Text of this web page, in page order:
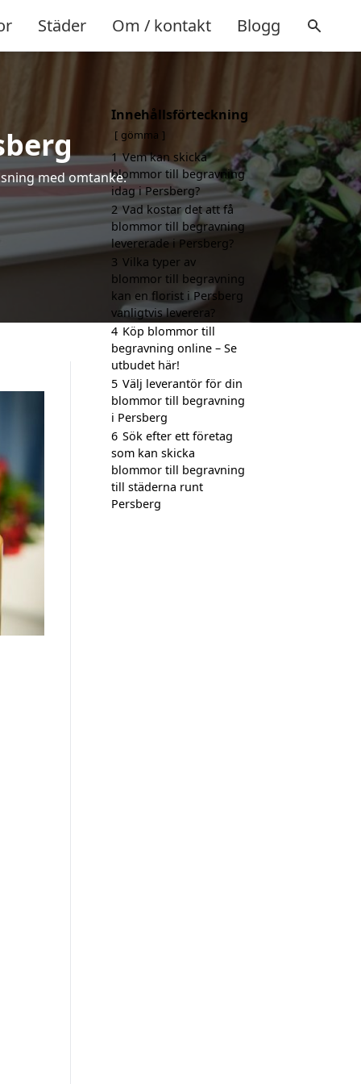
Städer Om / kontakt Blogg
med omtanke.
Innehållsförteckning
gömma
1 Vem kan skicka
blommor till begravning
idag i Persberg?
2 Vad kostar det att få
blommor till begravning
levererade i Persberg?
3 Vilka typer av
blommor till begravning
kan en florist i Persberg
vanligtvis leverera?
4 Köp blommor till
begravning online – Se
utbudet här!
5 Välj leverantör för din
blommor till begravning
i Persberg
6 Sök efter ett företag
som kan skicka
blommor till begravning
till städerna runt
Persberg